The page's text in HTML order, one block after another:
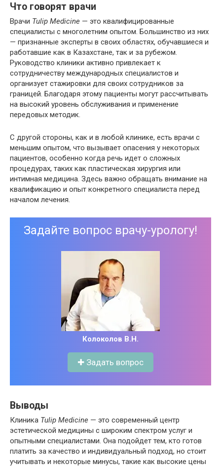
Что говорят врачи
Врачи Tulip Medicine — это квалифицированные
специалисты с многолетним опытом. Большинство из них
— признанные эксперты в своих областях, обучавшиеся и
работавшие как в Казахстане, так и за рубежом.
Руководство клиники активно привлекает к
сотрудничеству международных специалистов и
организует стажировки для своих сотрудников за
границей. Благодаря этому пациенты могут рассчитывать
на высокий уровень обслуживания и применение
передовых методик.
С другой стороны, как и в любой клинике, есть врачи с
меньшим опытом, что вызывает опасения у некоторых
пациентов, особенно когда речь идет о сложных
процедурах, таких как пластическая хирургия или
интимная медицина. Здесь важно обращать внимание на
квалификацию и опыт конкретного специалиста перед
началом лечения.
Задайте вопрос врачу-урологу!
Колоколов В.Н.
✚ Задать вопрос
Выводы
Клиника Tulip Medicine — это современный центр
эстетической медицины с широким спектром услуг и
опытными специалистами. Она подойдет тем, кто готов
платить за качество и индивидуальный подход, но стоит
учитывать и некоторые минусы, такие как высокие цены